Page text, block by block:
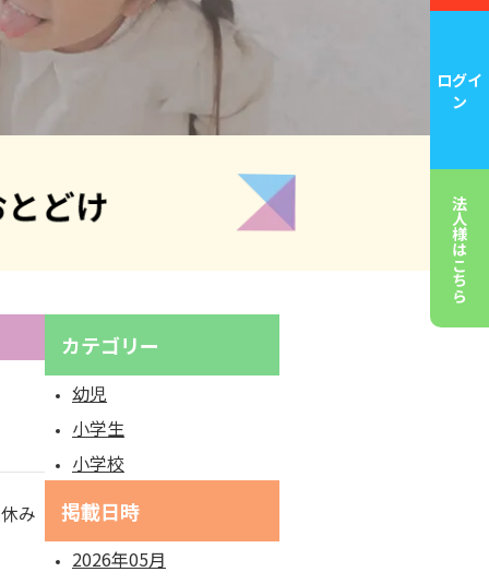
み
カテゴリー
幼児
小学生
小学校
掲載日時
2026年05月
ログイ
ン
法人様はこちら